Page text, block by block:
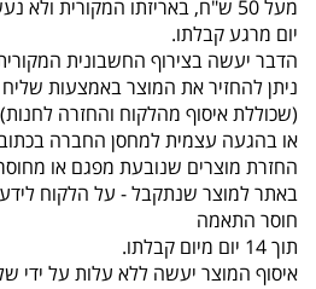
יום מרגע קבלתו.
הדבר יעשה בצירוף החשבונית
(שכוללת איסוף מהלקוח והחזרה לחנות)
או בהגעה עצמית למחסן החברה בכתובת
החזרת מוצרים שנובעת מפגם או
באתר למוצר שנתקבל - על הלקוח
חוסר התאמה
תוך 14 יום מיום קבלתו.
איסוף המוצר יעשה ללא עלות על ידי שליח